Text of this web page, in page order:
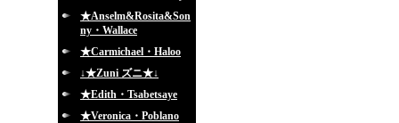
★Anselm&Rosita&Son
ny・Wallace
★Carmichael・Haloo
↓★Zuni ズニ★↓
★Edith・Tsabetsaye
★Veronica・Poblano